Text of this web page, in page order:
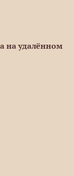
на удалённом